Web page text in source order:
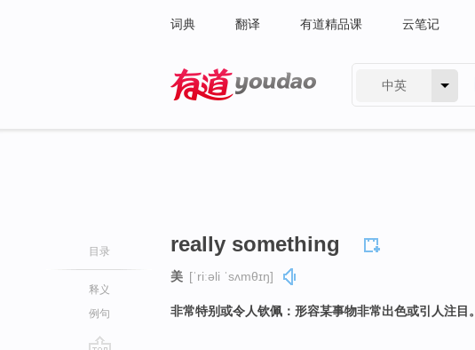
词典 翻译 有道精品课 云笔记
中英
目录
释义
例句
really something
美 [ˈriːəli ˈsʌmθɪŋ]
非常特别或令人钦佩：形容某事物非常出色或引人注目。